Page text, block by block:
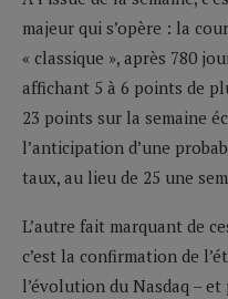
majeur qui s’opère : la
« classique », après 780
affichant 5 à 6 points de
23 points sur la semaine
l’anticipation d’une
taux, au lieu de 25 une
L’autre fait marquant de
c’est la confirmation de
l’évolution du Nasdaq –